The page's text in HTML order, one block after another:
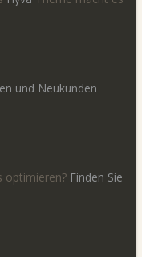
und Neukunden
optimieren? Finden Sie